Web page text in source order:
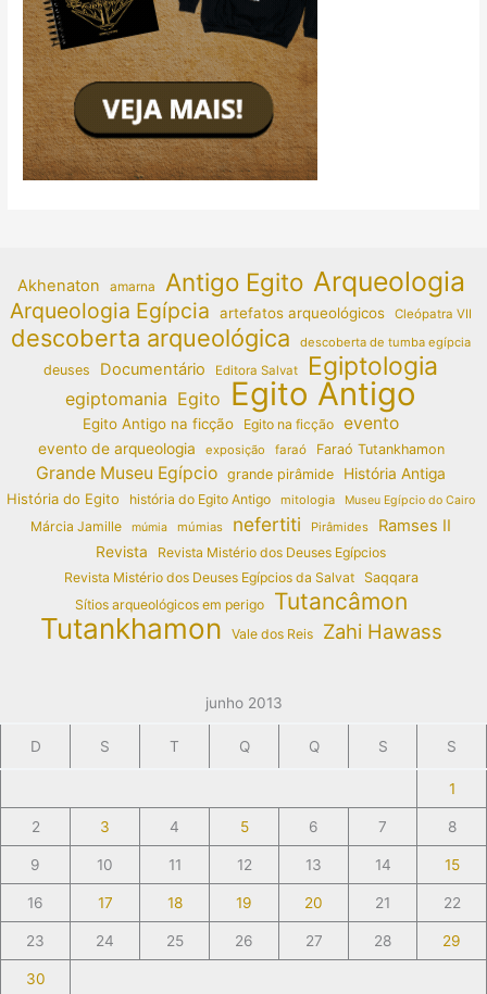
Akhenaton amarna Antigo Egito Arqueologia
Arqueologia Egípcia artefatos arqueológicos Cleópatra VII
descoberta arqueológica descoberta de tumba egípcia
deuses Documentário Editora Salvat Egiptologia
egiptomania Egito Egito Antigo
Egito Antigo na ficção Egito na ficção evento
evento de arqueologia exposição faraó Faraó Tutankhamon
Grande Museu Egípcio grande pirâmide
História Antiga
História do Egito
história do Egito Antigo mitologia Museu Egípcio do Cairo
Márcia Jamille múmia múmias nefertiti Pirâmides Ramses II
Revista
Revista Mistério dos Deuses Egípcios
Revista Mistério dos Deuses Egípcios da Salvat
Saqqara
Sítios arqueológicos em perigo
Tutancâmon
Tutankhamon Vale dos Reis Zahi Hawass
junho 2013
D S T Q Q S S
1
2 3 4 5 6 7 8
9 10 11 12 13 14 15
16 17 18 19 20 21 22
23 24 25 26 27 28 29
30